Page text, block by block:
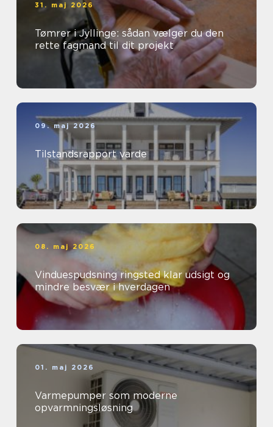
31. maj 2026
Tømrer i Jyllinge: sådan vælger du den
rette fagmand til dit projekt
09. maj 2026
Tilstandsrapport varde
08. maj 2026
Vinduespudsning ringsted klar udsigt og
mindre besvær i hverdagen
01. maj 2026
Varmepumper som moderne
opvarmningsløsning